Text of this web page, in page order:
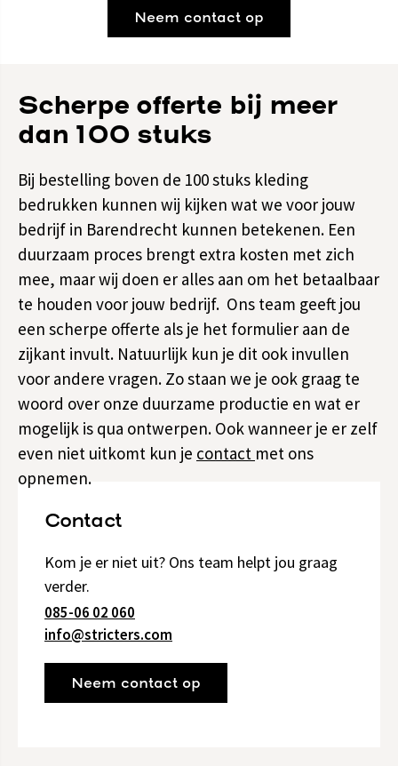
Neem contact op
Contact
Kom je er niet uit? Ons team helpt jou graag
verder.
085-06 02 060
info@stricters.com
Neem contact op
Scherpe offerte bij meer
dan 100 stuks
Bij bestelling boven de 100 stuks kleding
bedrukken kunnen wij kijken wat we voor jouw
bedrijf in Barendrecht kunnen betekenen. Een
duurzaam proces brengt extra kosten met zich
mee, maar wij doen er alles aan om het betaalbaar
te houden voor jouw bedrijf. Ons team geeft jou
een scherpe offerte als je het formulier aan de
zijkant invult. Natuurlijk kun je dit ook invullen
voor andere vragen. Zo staan we je ook graag te
woord over onze duurzame productie en wat er
mogelijk is qua ontwerpen. Ook wanneer je er zelf
even niet uitkomt kun je contact met ons
opnemen.